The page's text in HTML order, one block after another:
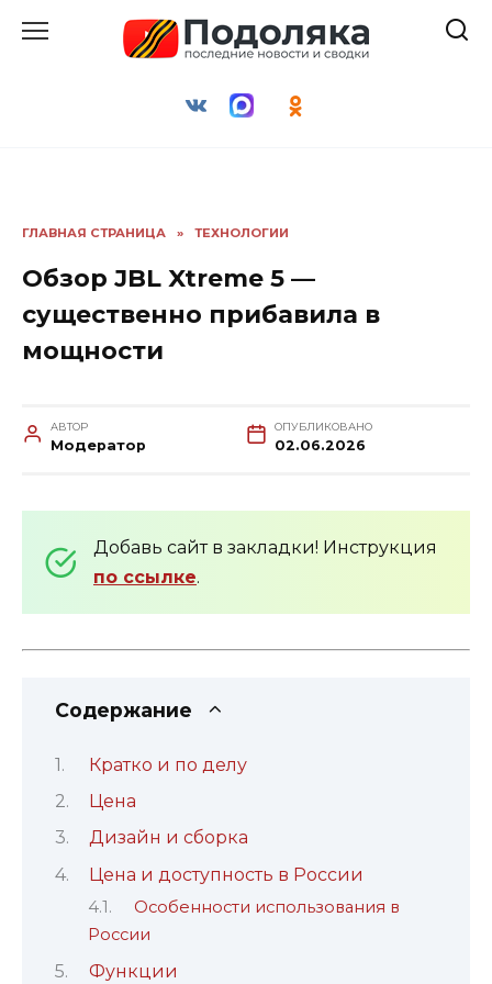
ГЛАВНАЯ СТРАНИЦА » ТЕХНОЛОГИИ
Обзор JBL Xtreme 5 —
существенно прибавила в
мощности
АВТОР
Модератор
ОПУБЛИКОВАНО
02.06.2026
Добавь сайт в закладки! Инструкция
по ссылке.
Содержание
Кратко и по делу
Цена
Дизайн и сборка
Цена и доступность в России
Особенности использования в
России
Функции